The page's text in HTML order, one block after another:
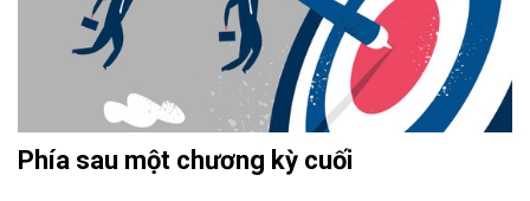
Phía sau một chương kỳ cuối